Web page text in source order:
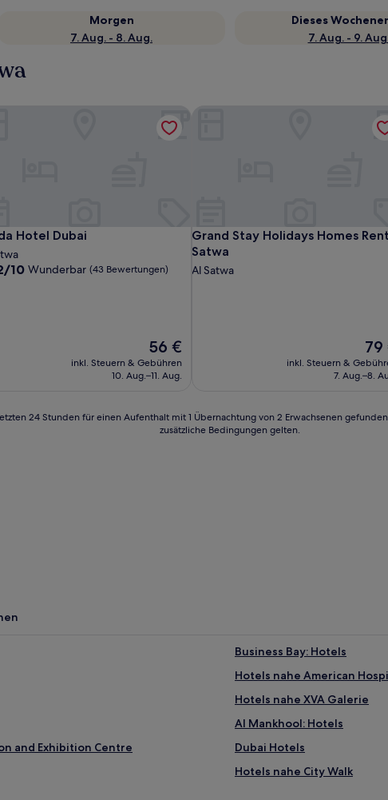
Morgen
7. Aug. - 8. Aug.
Dieses
7. Aug. - 9.
Hotel Dubai
Hotel Dubai
10 Wunderbar (43 Bewertungen)
Der
Preis
beträgt
56 €
inkl. Steuern & Gebühren
10. Aug.–11. Aug.
Grand Stay Holidays Homes
Satwa
Grand Stay Holidays Homes
Al Satwa
Der
Preis
79
inkl. Steuern &
7. Aug.–8.
Grand Stay Holidays Homes
24 Stunden für einen Aufenthalt mit 1 Übernachtung von 2 Erwachsenen
zusätzliche Bedingungen gelten.
Business Bay: Hotels
Hotels nahe American
Hotels nahe XVA Galerie
Al Mankhool: Hotels
and Exhibition Centre
Dubai Hotels
Hotels nahe City Walk